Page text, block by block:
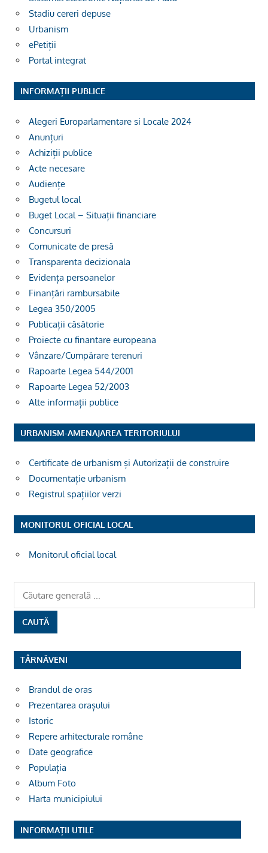
Stadiu cereri depuse
Urbanism
ePetiții
Portal integrat
INFORMAȚII PUBLICE
Alegeri Europarlamentare si Locale 2024
Anunțuri
Achiziții publice
Acte necesare
Audiențe
Bugetul local
Buget Local – Situații financiare
Concursuri
Comunicate de presă
Transparenta decizionala
Evidența persoanelor
Finanțări rambursabile
Legea 350/2005
Publicații căsătorie
Proiecte cu finantare europeana
Vânzare/Cumpărare terenuri
Rapoarte Legea 544/2001
Rapoarte Legea 52/2003
Alte informații publice
URBANISM-AMENAJAREA TERITORIULUI
Certificate de urbanism și Autorizații de construire
Documentație urbanism
Registrul spațiilor verzi
MONITORUL OFICIAL LOCAL
Monitorul oficial local
TÂRNĂVENI
Brandul de oras
Prezentarea orașului
Istoric
Repere arhitecturale române
Date geografice
Populația
Album Foto
Harta municipiului
INFORMAȚII UTILE